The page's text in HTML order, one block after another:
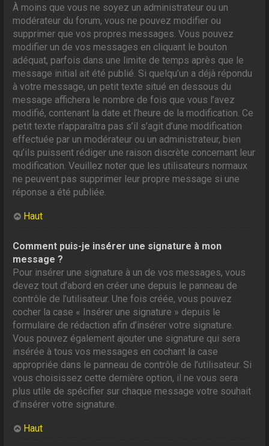
À moins que vous ne soyez un administrateur ou un
modérateur du forum, vous ne pouvez modifier ou
supprimer que vos propres messages. Vous pouvez
modifier un de vos messages en cliquant le bouton
adéquat, parfois dans une limite de temps après que le
message initial ait été publié. Si quelqu’un a déjà répondu
à votre message, un petit texte situé en dessous du
message affichera le nombre de fois que vous l’avez
modifié, contenant la date et l’heure de la modification. Ce
petit texte n’apparaîtra pas s’il s’agit d’une modification
effectuée par un modérateur ou un administrateur, bien
qu’ils puissent rédiger une raison discrète concernant leur
modification. Veuillez noter que les utilisateurs normaux
ne peuvent pas supprimer leur propre message si une
réponse a été publiée.
Haut
Comment puis-je insérer une signature à mon
message ?
Pour insérer une signature à un de vos messages, vous
devez tout d’abord en créer une depuis le panneau de
contrôle de l’utilisateur. Une fois créée, vous pouvez
cocher la case « Insérer une signature » depuis le
formulaire de rédaction afin d’insérer votre signature.
Vous pouvez également ajouter une signature qui sera
insérée à tous vos messages en cochant la case
appropriée dans le panneau de contrôle de l’utilisateur. Si
vous choisissez cette dernière option, il ne vous sera
plus utile de spécifier sur chaque message votre souhait
d’insérer votre signature.
Haut